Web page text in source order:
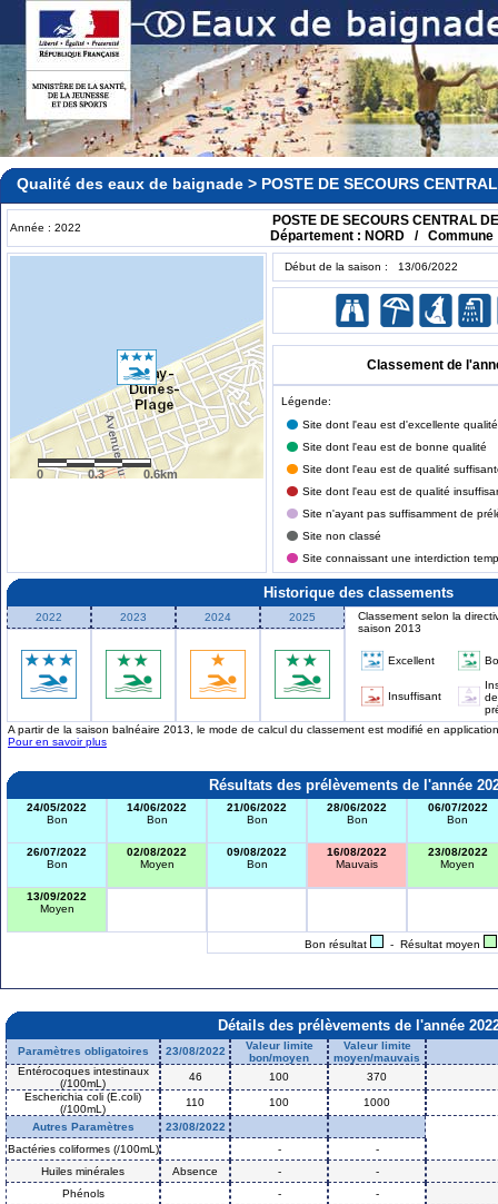
Qualité des eaux de baignade > POSTE DE SECOURS CENTRAL
Année : 2022
POSTE DE SECOURS CENTRAL
Département : NORD / Commune
0 0.3 0.6km
Début de la saison : 13/06/2022
Classement de
Légende:
Site dont l'eau est d'excellente qualité
Site dont l'eau est de bonne qualité
Site dont l'eau est de qualité
Site dont l'eau est de qualité
Site n'ayant pas suffisamment de
Site non classé
Site connaissant une interdiction
Historique des classements
2022 2023 2024 2025
Classement selon la
saison 2013
Excellent
Insuffisant
de
A partir de la saison balnéaire 2013, le mode de calcul du classement est modifié en
Pour en savoir plus
Résultats des prélèvements de l'année
24/05/2022
Bon
14/06/2022
Bon
21/06/2022
Bon
28/06/2022
Bon
06/07/2022
Bon
26/07/2022
Bon
02/08/2022
Moyen
09/08/2022
Bon
16/08/2022
Mauvais
23/08/2022
Moyen
13/09/2022
Moyen
Bon résultat - Résultat moyen
Détails des prélèvements de l'année
Paramètres obligatoires 23/08/2022
Valeur limite
bon/moyen
Valeur limite
moyen/mauvais
Entérocoques intestinaux
(/100mL)
46 100
370
Escherichia coli (E.coli)
(/100mL)
110 100
1000
Autres Paramètres
23/08/2022
Bactéries coliformes (/100mL)
-
-
Huiles minérales
Absence -
-
Phénols
-
-